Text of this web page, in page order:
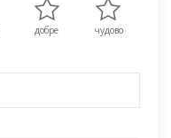
добре чудово